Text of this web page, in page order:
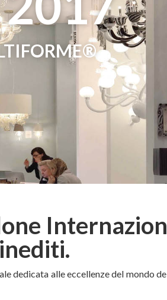
dedicata alle eccellenze del mondo